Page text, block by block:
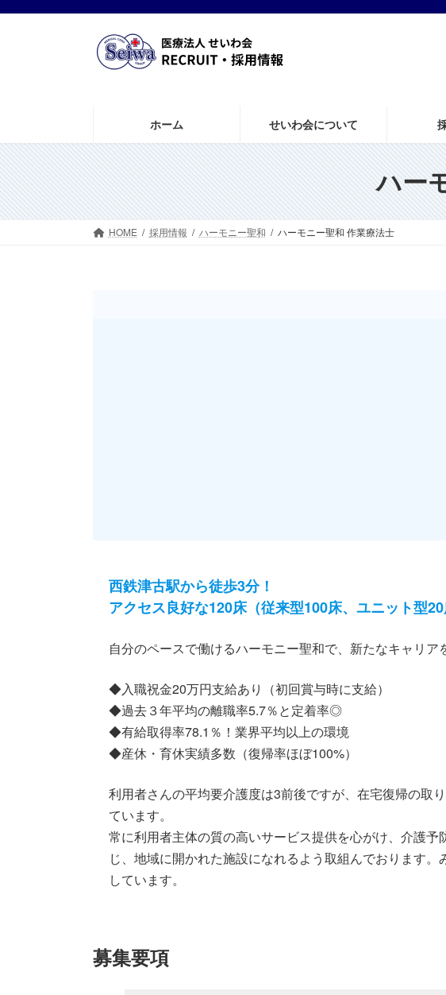
キ
ッ
プ
に
移
動
ホーム せいわ会について
ハー
HOME 採用情報 ハーモニー聖和 ハーモニー聖和 作業療法士
西鉄津古駅から徒歩3分！
アクセス良好な120床（従来型100床、ユニット型
自分のペースで働けるハーモニー聖和で、新たなキャリア
◆入職祝金20万円支給あり（初回賞与時に支給）
◆過去３年平均の離職率5.7％と定着率◎
◆有給取得率78.1％！業界平均以上の環境
◆産休・育休実績多数（復帰率ほぼ100%）
利用者さんの平均要介護度は3前後ですが、在宅復帰の取
ています。
常に利用者主体の質の高いサービス提供を心がけ、介護予
じ、地域に開かれた施設になれるよう取組んでおります
しています。
募集要項